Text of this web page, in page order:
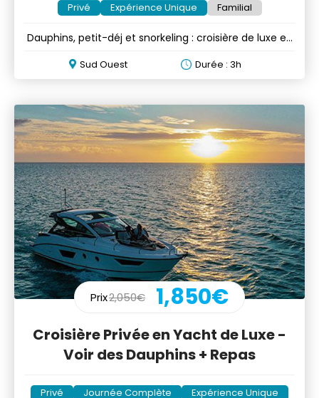
Privé Expérience Unique Familial
Dauphins, petit-déj et snorkeling : croisière de luxe en
Sud Ouest Durée : 3h
Prix2,050€ 1,850€
Croisière Privée en Yacht de Luxe -
Voir des Dauphins + Repas
Privé Journée Complète Expérience Unique